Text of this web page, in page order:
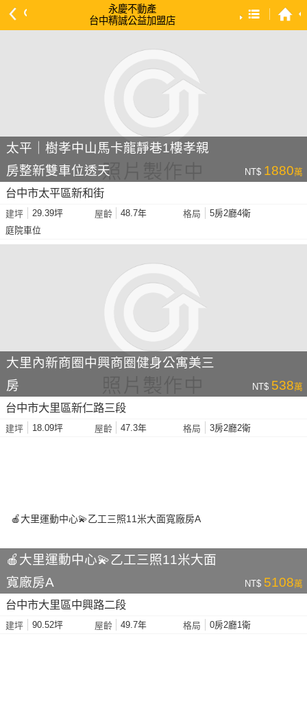
永慶不動產
台中精誠公益加盟店
依總價 低 → 高
依總價 高 → 低
依每坪單價 低 → 高
依降幅 高 → 低
依土地坪數 大 → 小
太平｜樹孝中山馬卡龍靜巷1樓孝親
房整新雙車位透天
NT$ 1880萬
台中市太平區新和街
建坪 29.39坪 屋齡 48.7年 格局
5房2廳4衛
庭院車位
大里內新商圈中興商圈健身公寓美三
房
NT$ 538萬
台中市大里區新仁路三段
建坪 18.09坪 屋齡 47.3年 格局 3房2廳2衛
🍎大里運動中心💫乙工三照11米大面
寬廠房A
NT$ 5108萬
台中市大里區中興路二段
建坪 90.52坪 屋齡 49.7年 格局 0房2廳1衛